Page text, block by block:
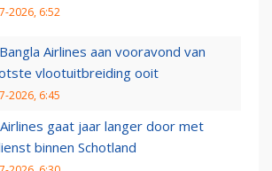
2026, 6:52
Airlines aan vooravond van
vlootuitbreiding ooit
2026, 6:45
gaat jaar langer door met
binnen Schotland